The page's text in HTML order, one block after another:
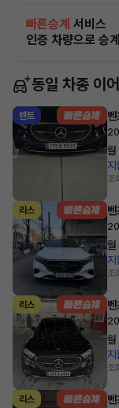
빠른승계 서비스
인증 차량으로 승
동일 차종 이
렌트
월
조
리스
월
조
리스
월
조
리스